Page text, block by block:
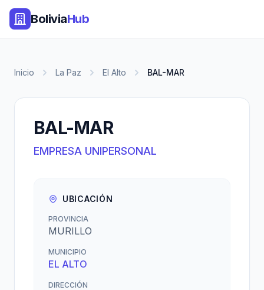
BoliviaHub
Inicio La Paz El Alto BAL-MAR
BAL-MAR
EMPRESA UNIPERSONAL
UBICACIÓN
PROVINCIA
MURILLO
MUNICIPIO
EL ALTO
DIRECCIÓN